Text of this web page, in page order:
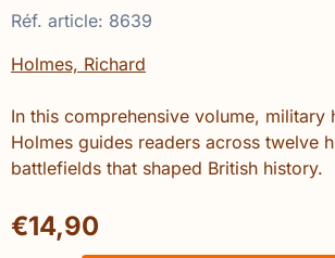
Réf. article: 8639
Holmes, Richard
In this comprehensive volume, military
Holmes guides readers across twelve
battlefields that shaped British history.
€14,90